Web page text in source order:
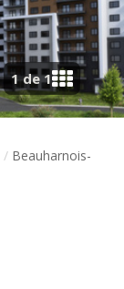
1 de 1
/ Beauharnois-